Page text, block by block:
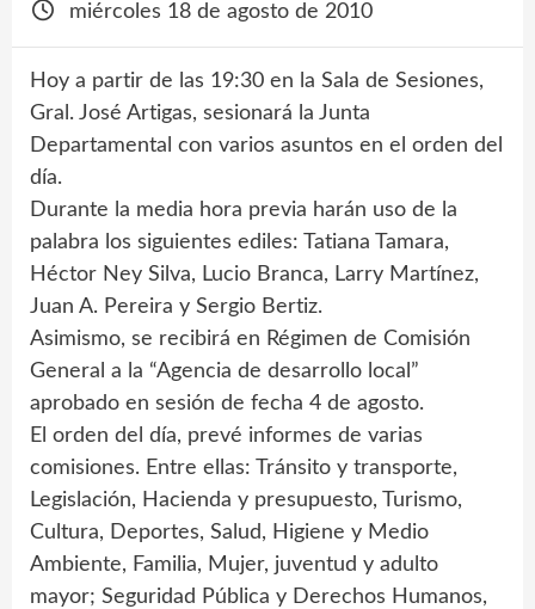
miércoles 18 de agosto de 2010
Hoy a partir de las 19:30 en la Sala de Sesiones,
Gral. José Artigas, sesionará la Junta
Departamental con varios asuntos en el orden del
día.
Durante la media hora previa harán uso de la
palabra los siguientes ediles: Tatiana Tamara,
Héctor Ney Silva, Lucio Branca, Larry Martínez,
Juan A. Pereira y Sergio Bertiz.
Asimismo, se recibirá en Régimen de Comisión
General a la “Agencia de desarrollo local”
aprobado en sesión de fecha 4 de agosto.
El orden del día, prevé informes de varias
comisiones. Entre ellas: Tránsito y transporte,
Legislación, Hacienda y presupuesto, Turismo,
Cultura, Deportes, Salud, Higiene y Medio
Ambiente, Familia, Mujer, juventud y adulto
mayor; Seguridad Pública y Derechos Humanos,